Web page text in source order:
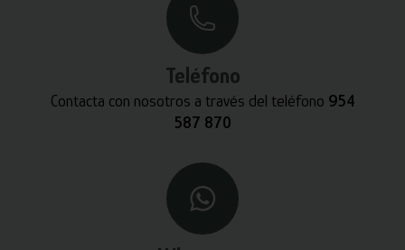
Teléfono
Contacta con nosotros a través del teléfono 954
587 870